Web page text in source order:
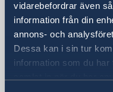
vidarebefordrar även
information från din
annons- och
Dessa kan i sin tur
information som du
Sverige i
Sveriges
Besöksadress